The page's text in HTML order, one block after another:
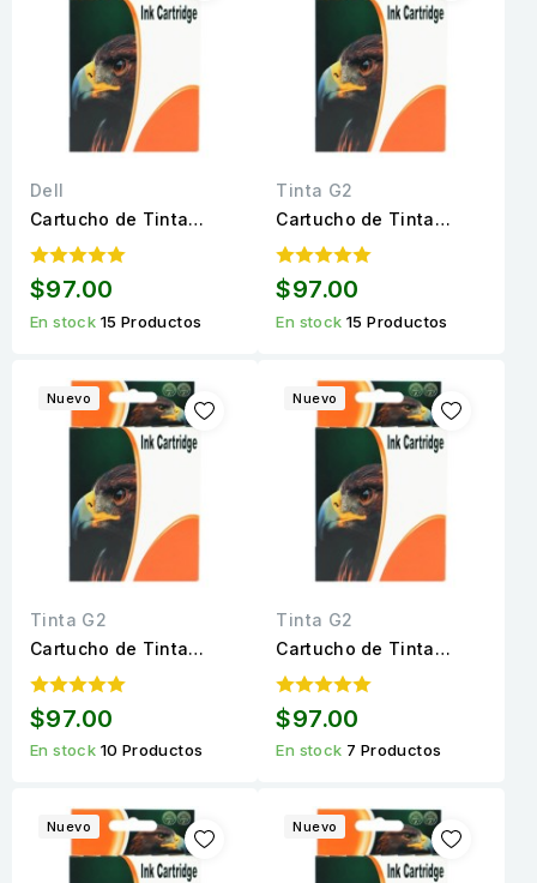
Dell
Cartucho de Tinta
LC3019 BK Negro
Compatible de Alto
rendimiento para 3,000
páginas
$97.00
En stock 15 Productos
Tinta G2
Cartucho de Tinta
LC3019C Cyan
Compatible de Alto
rendimiento para 1,500
páginas
$97.00
En stock15 Productos
Nuevo
Tinta G2
Cartucho de Tinta
LC3019M Magenta
rendimiento para 1,500
páginas
$97.00
En stock 10 Productos
Nuevo
Tinta G2
Cartucho de Tinta
LC3019Y Amarillo
rendimiento para 1,500
páginas
$97.00
En stock 7 Productos
Nuevo Nuevo